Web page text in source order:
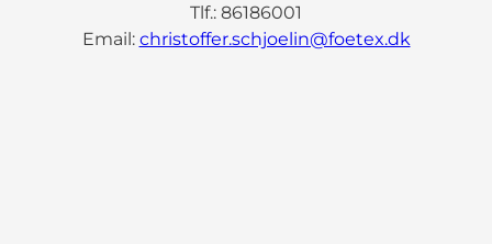
Tlf.: 86186001
Email: christoffer.schjoelin@foetex.dk